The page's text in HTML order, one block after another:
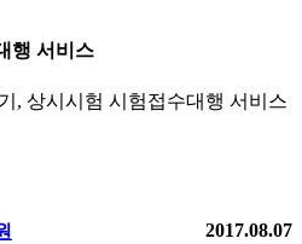
행 서비스
, 상시시험 시험접수대행 서비스
2017.08.07